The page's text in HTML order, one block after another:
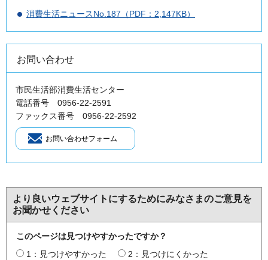
消費生活ニュースNo.187（PDF：2,147KB）
お問い合わせ
市民生活部消費生活センター
電話番号 0956-22-2591
ファックス番号 0956-22-2592
より良いウェブサイトにするためにみなさまのご意見を
お聞かせください
このページは見つけやすかったですか？
1：見つけやすかった
2：見つけにくかった